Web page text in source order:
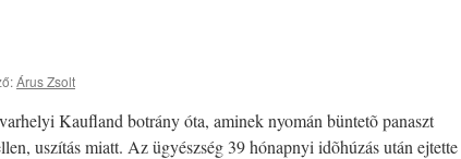
Árus Zsolt
Kaufland botrány óta, aminek nyomán büntetõ panaszt
uszítás miatt. Az ügyészség 39 hónapnyi idõhúzás után ejtette